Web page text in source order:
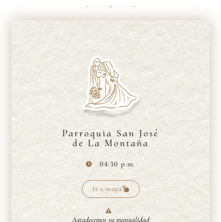
Parroquia San José
de La Montaña
04:30 p.m.
Ir a mapa
Agradecemos su puntualidad